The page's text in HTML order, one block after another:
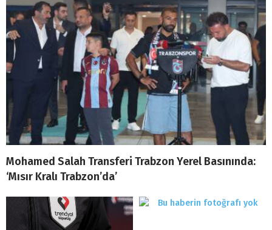
Mohamed Salah Transferi Trabzon Yerel Basınında:
‘Mısır Kralı Trabzon’da’